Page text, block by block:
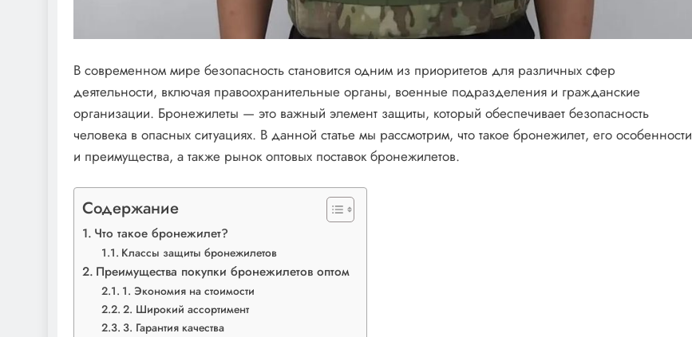
В современном мире безопасность становится одним из приоритетов для различных сфер
деятельности, включая правоохранительные органы, военные подразделения и гражданские
организации. Бронежилеты — это важный элемент защиты, который обеспечивает безопасность
человека в опасных ситуациях. В данной статье мы рассмотрим, что такое бронежилет, его особенности
и преимущества, а также рынок оптовых поставок бронежилетов.
Содержание
Что такое бронежилет?
Классы защиты бронежилетов
Преимущества покупки бронежилетов оптом
1. Экономия на стоимости
2. Широкий ассортимент
3. Гарантия качества